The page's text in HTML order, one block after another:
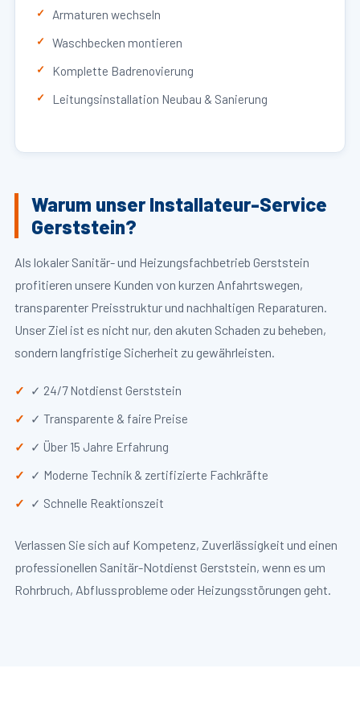
Armaturen wechseln
Waschbecken montieren
Komplette Badrenovierung
Leitungsinstallation Neubau & Sanierung
Warum unser Installateur-Service
Gerststein?
Als lokaler Sanitär- und Heizungsfachbetrieb Gerststein
profitieren unsere Kunden von kurzen Anfahrtswegen,
transparenter Preisstruktur und nachhaltigen Reparaturen.
Unser Ziel ist es nicht nur, den akuten Schaden zu beheben,
sondern langfristige Sicherheit zu gewährleisten.
✓ 24/7 Notdienst Gerststein
✓ Transparente & faire Preise
✓ Über 15 Jahre Erfahrung
✓ Moderne Technik & zertifizierte Fachkräfte
✓ Schnelle Reaktionszeit
Verlassen Sie sich auf Kompetenz, Zuverlässigkeit und einen
professionellen Sanitär-Notdienst Gerststein, wenn es um
Rohrbruch, Abflussprobleme oder Heizungsstörungen geht.